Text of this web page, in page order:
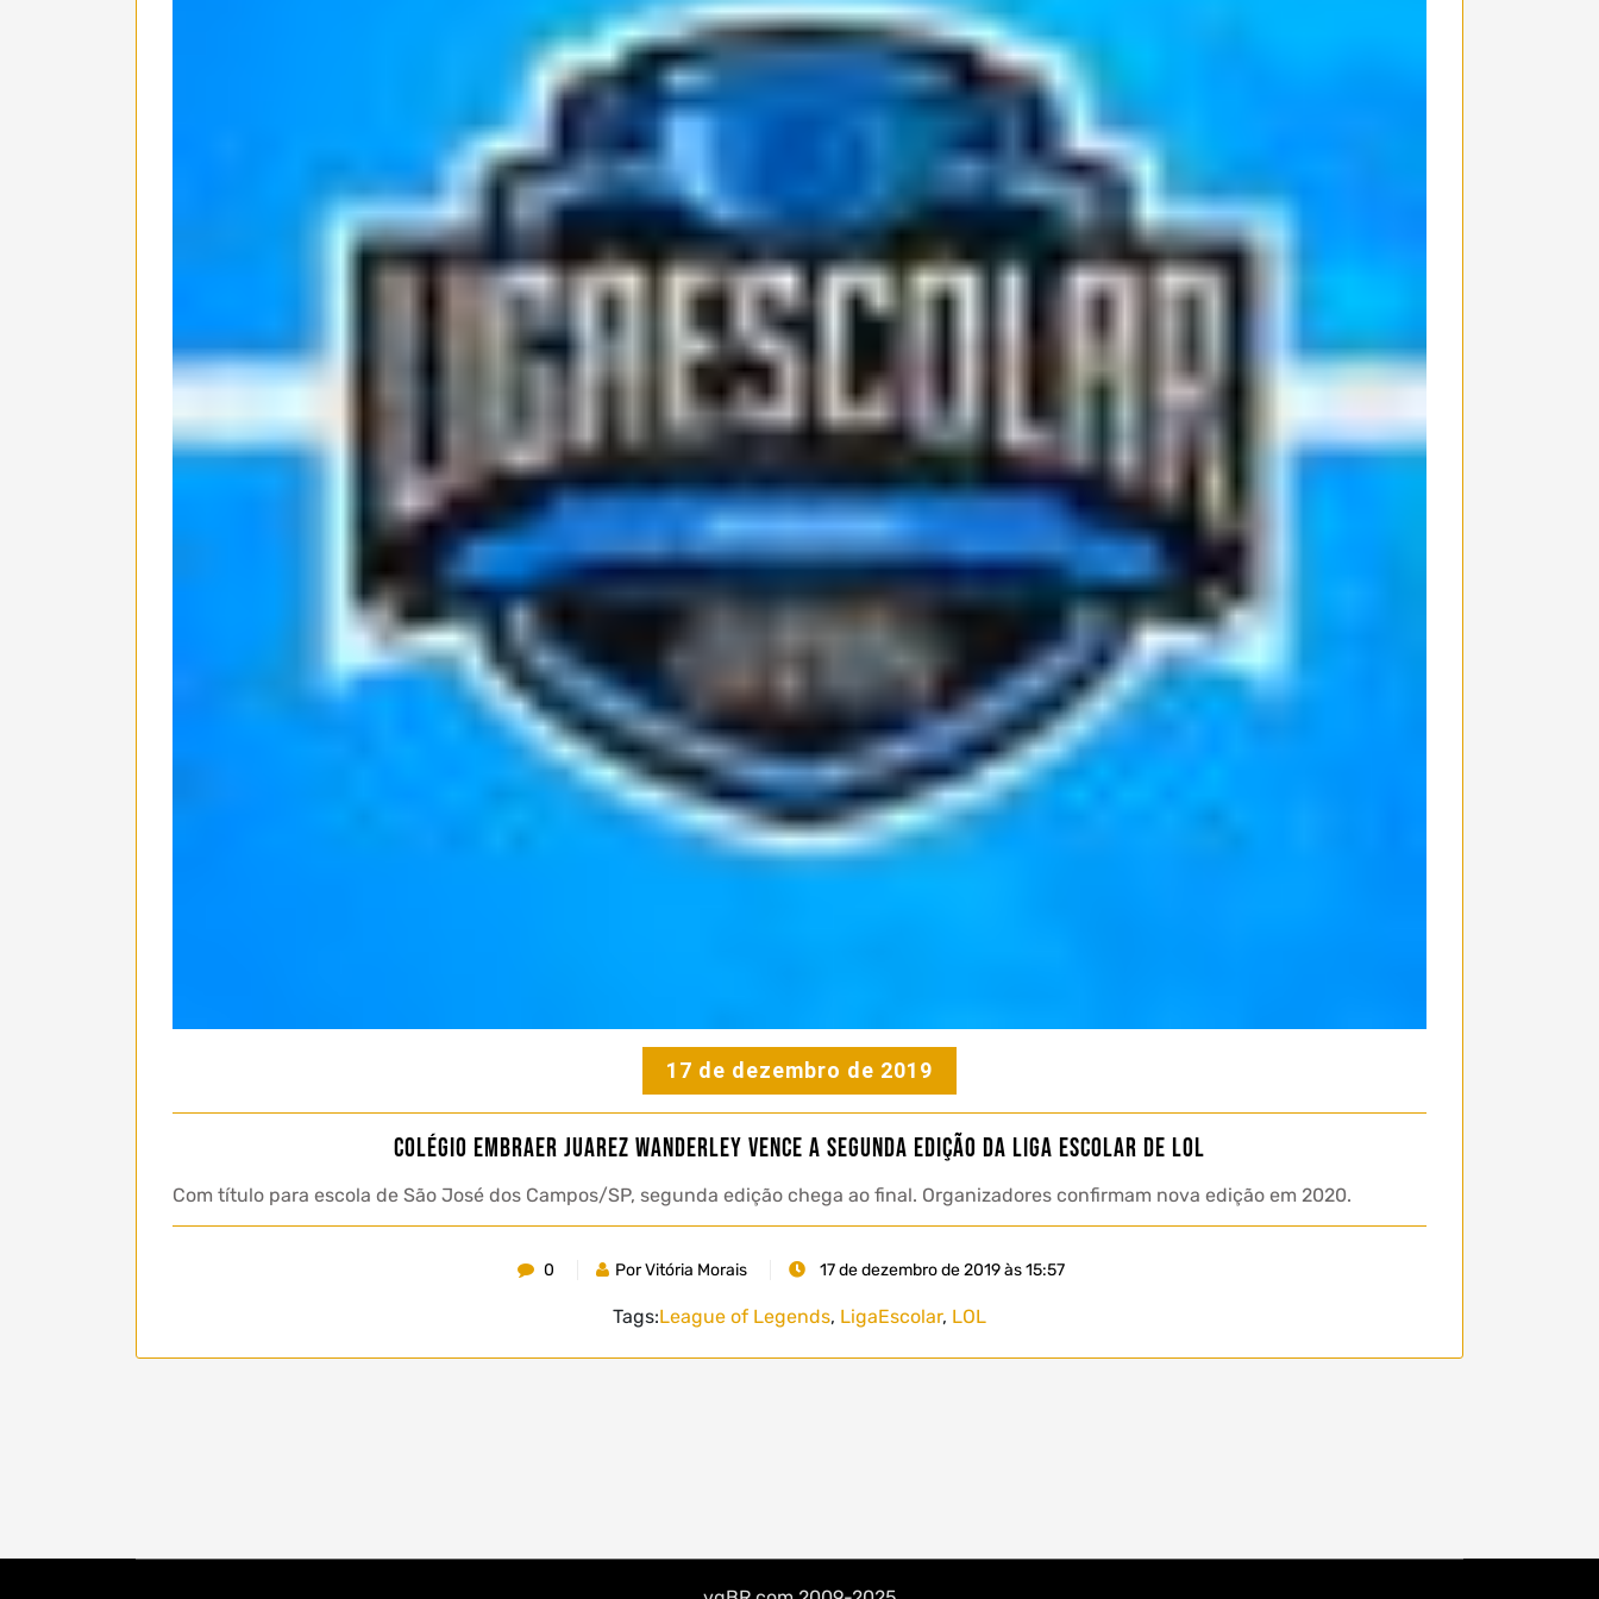
17 de dezembro de 2019
Colégio Embraer Juarez Wanderley vence a segunda edição da Liga Escolar de LoL
Com título para escola de São José dos Campos/SP, segunda edição chega ao final. Organizadores confirmam nova edição em 2020.
0 Por Vitória Morais 17 de dezembro de 2019 às 15:57
Tags:League of Legends, LigaEscolar, LOL